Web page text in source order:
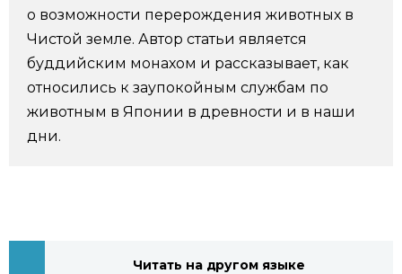
Блог
Политика
Экономика
Японский язык
Японский калейдоскоп
Семья
official SNS
о возможности перерождения животных в
Чистой земле. Автор статьи является
буддийским монахом и рассказывает, как
относились к заупокойным службам по
животным в Японии в древности и в наши
дни.
Читать на другом языке